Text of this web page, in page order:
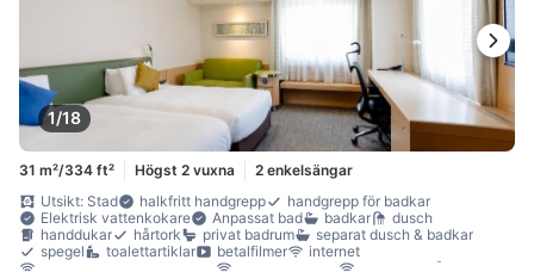
1/18
31 m²/334 ft² Högst 2 vuxna
2 enkelsängar
Utsikt: Stad
halkfritt handgrepp
handgrepp för badkar
Elektrisk vattenkokare
Anpassat bad badkar
dusch
handdukar
hårtork privat badrum
separat dusch & badkar
spegel
toalettartiklar betalfilmer
internet
internet - trådlöst